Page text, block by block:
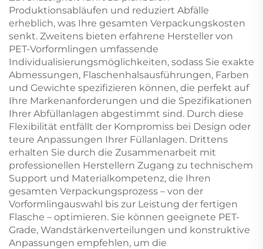
Produktionsabläufen und reduziert Abfälle
erheblich, was Ihre gesamten Verpackungskosten
senkt. Zweitens bieten erfahrene Hersteller von
PET-Vorformlingen umfassende
Individualisierungsmöglichkeiten, sodass Sie exakte
Abmessungen, Flaschenhalsausführungen, Farben
und Gewichte spezifizieren können, die perfekt auf
Ihre Markenanforderungen und die Spezifikationen
Ihrer Abfüllanlagen abgestimmt sind. Durch diese
Flexibilität entfällt der Kompromiss bei Design oder
teure Anpassungen Ihrer Füllanlagen. Drittens
erhalten Sie durch die Zusammenarbeit mit
professionellen Herstellern Zugang zu technischem
Support und Materialkompetenz, die Ihren
gesamten Verpackungsprozess – von der
Vorformlingauswahl bis zur Leistung der fertigen
Flasche – optimieren. Sie können geeignete PET-
Grade, Wandstärkenverteilungen und konstruktive
Anpassungen empfehlen, um die